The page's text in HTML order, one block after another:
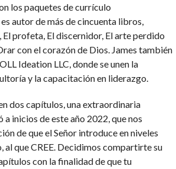
los paquetes de currículo
autor de más de cincuenta libros,
El profeta, El discernidor, El arte perdido
con el corazón de Dios. James también
Ideation LLC, donde se unen la
y la capacitación en liderazgo.
dos capítulos, una extraordinaria
inicios de este año 2022, que nos
de que el Señor introduce en niveles
al que CREE. Decidimos compartirte su
con la finalidad de que tu